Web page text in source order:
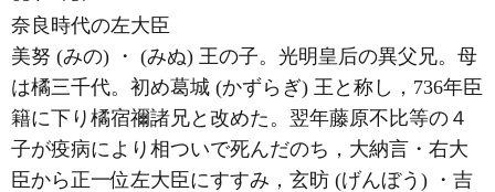
奈良時代の左大臣
美努 (みの) ・ (みぬ) 王の子。光明皇后の異父兄。母
は橘三千代。初め葛城 (かずらぎ) 王と称し，736年臣
籍に下り橘宿禰諸兄と改めた。翌年藤原不比等の４
子が疫病により相ついで死んだのち，大納言・右大
臣から正一位左大臣にすすみ，玄昉 (げんぼう) ・吉